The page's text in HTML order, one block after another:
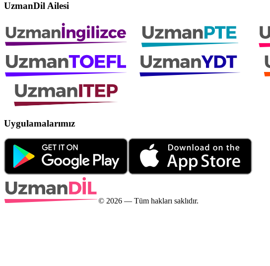
UzmanDil Ailesi
Uygulamalarımız
© 2026 — Tüm hakları saklıdır.